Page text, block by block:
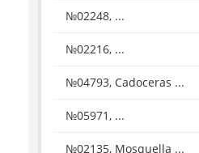
№02248, ...
№02216, ...
№04793, Cadoceras ...
№05971, ...
№02135, Mosquella ...